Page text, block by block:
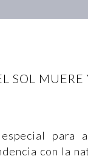
SOL
para
con la